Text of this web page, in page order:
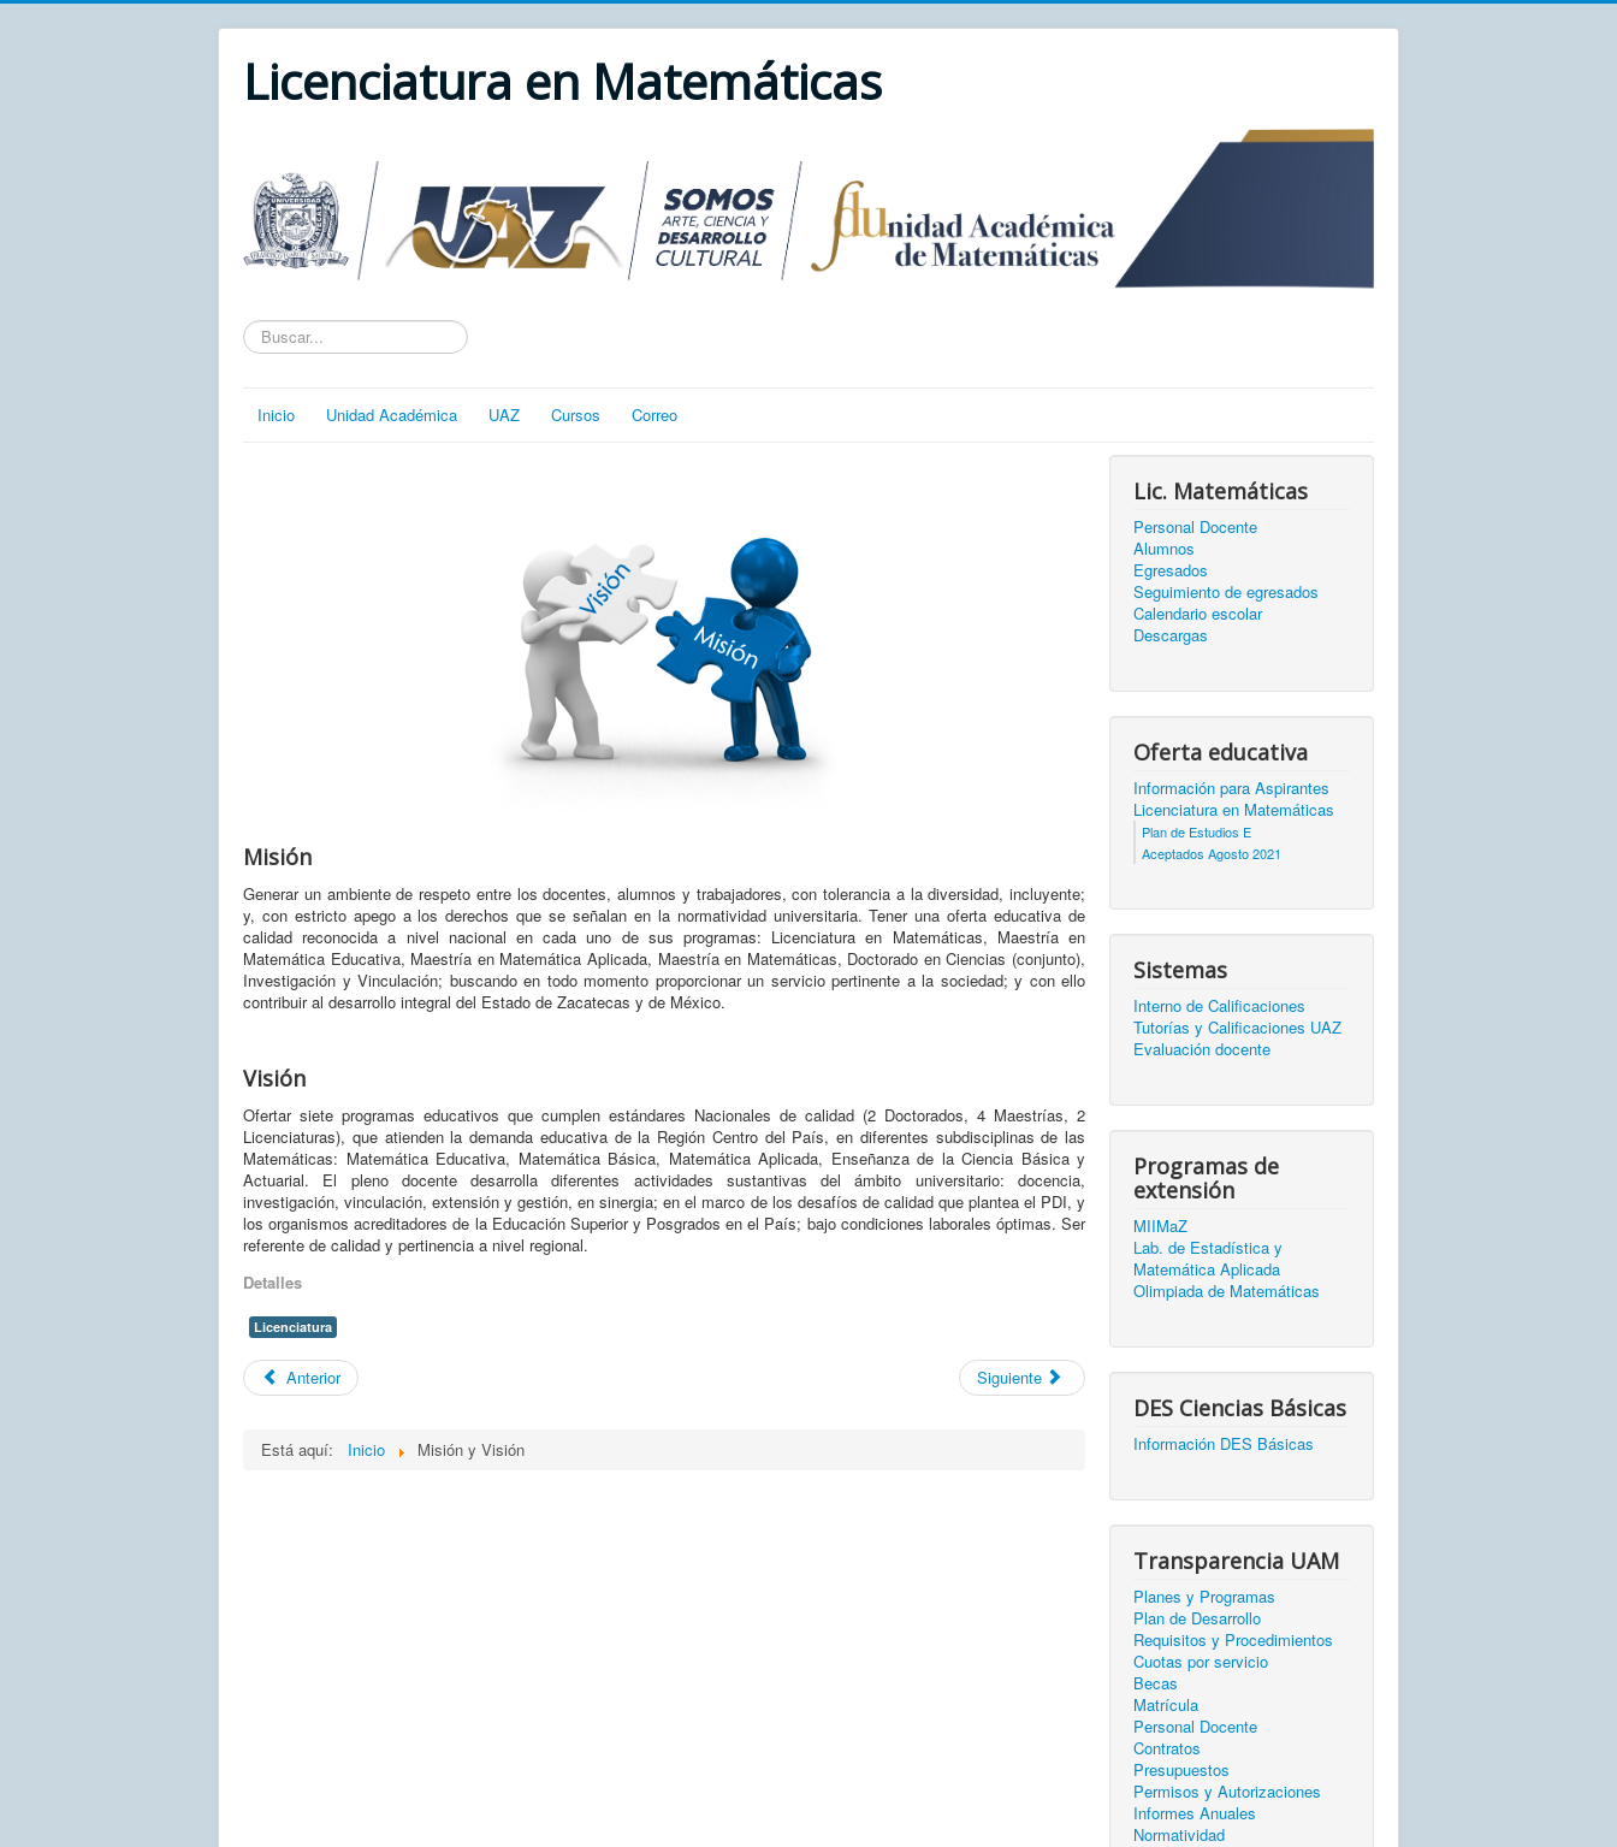
Licenciatura en Matemáticas
Texto
a
Inicio
Unidad Académica UAZ Cursos Correo
Misión
Generar un ambiente de respeto entre los docentes, alumnos y trabajadores, con tolerancia a la diversidad, incluyente;
y, con estricto apego a los derechos que se señalan en la normatividad universitaria. Tener una oferta educativa de
calidad reconocida a nivel nacional en cada uno de sus programas: Licenciatura en Matemáticas, Maestría en
Matemática Educativa, Maestría en Matemática Aplicada, Maestría en Matemáticas, Doctorado en Ciencias (conjunto),
Investigación y Vinculación; buscando en todo momento proporcionar un servicio pertinente a la sociedad; y con ello
contribuir al desarrollo integral del Estado de Zacatecas y de México.
Visión
Ofertar siete programas educativos que cumplen estándares Nacionales de calidad (2 Doctorados, 4 Maestrías, 2
Licenciaturas), que atienden la demanda educativa de la Región Centro del País, en diferentes subdisciplinas de las
Matemáticas: Matemática Educativa, Matemática Básica, Matemática Aplicada, Enseñanza de la Ciencia Básica y
Actuarial. El pleno docente desarrolla diferentes actividades sustantivas del ámbito universitario: docencia,
investigación, vinculación, extensión y gestión, en sinergia; en el marco de los desafíos de calidad que plantea el PDI, y
los organismos acreditadores de la Educación Superior y Posgrados en el País; bajo condiciones laborales óptimas. Ser
referente de calidad y pertinencia a nivel regional.
Detalles
Licenciatura
Anterior Siguiente
Está aquí: Inicio Misión y Visión
Lic. Matemáticas
Personal Docente
Alumnos
Egresados
Seguimiento de egresados
Calendario escolar
Descargas
Oferta educativa
Información para Aspirantes
Licenciatura en Matemáticas
Plan de Estudios E
Aceptados Agosto 2021
Sistemas
Interno de Calificaciones
Tutorías y Calificaciones UAZ
Evaluación docente
Programas de
extensión
MIIMaZ
Lab. de Estadística y
Matemática Aplicada
Olimpiada de Matemáticas
DES Ciencias Básicas
Información DES Básicas
Transparencia UAM
Planes y Programas
Plan de Desarrollo
Requisitos y Procedimientos
Cuotas por servicio
Becas
Matrícula
Personal Docente
Contratos
Presupuestos
Permisos y Autorizaciones
Informes Anuales
Normatividad